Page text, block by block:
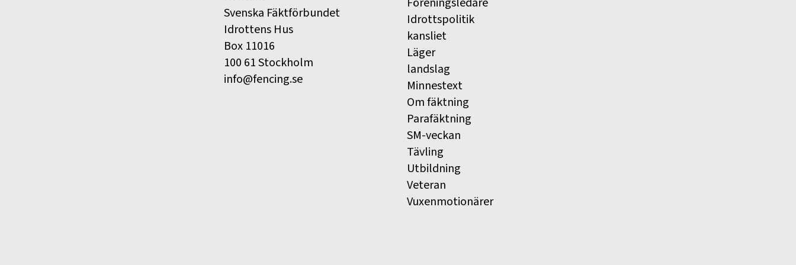
Svenska Fäktförbundet
Idrottens Hus
Box 11016
100 61 Stockholm
info@fencing.se
Idrottspolitik
kansliet
Läger
landslag
Minnestext
Om fäktning
Parafäktning
SM-veckan
Tävling
Utbildning
Veteran
Vuxenmotionärer